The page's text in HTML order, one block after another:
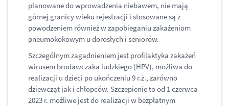
planowane do wprowadzenia niebawem, nie mają
górnej granicy wieku rejestracji i stosowane są z
powodzeniem również w zapobieganiu zakażeniom
pneumokokowym u dorosłych i seniorów.
Szczególnym zagadnieniem jest profilaktyka zakażeń
wirusem brodawczaka ludzkiego (HPV), możliwa do
realizacji u dzieci po ukończeniu 9 r.ż., zarówno
dziewcząt jak i chłopców. Szczepienie to od 1 czerwca
2023 r. możliwe jest do realizacji w bezpłatnym